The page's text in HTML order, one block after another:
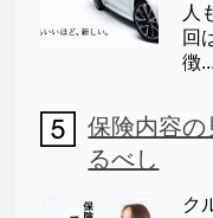
人
回
徴...
保険内容の
るべし
ク